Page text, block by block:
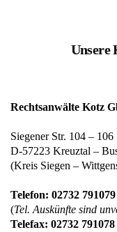
Unsere
Rechtsanwälte Kotz
Siegener Str. 104 – 106
D-57223 Kreuztal –
(Kreis Siegen –
Telefon: 02732 791079
(Tel. Auskünfte sind
Telefax: 02732 791078